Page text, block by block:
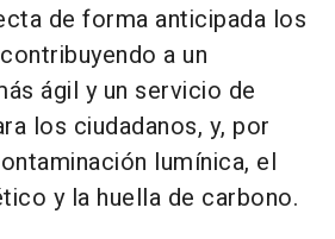
de forma anticipada los
a un
ágil y un servicio de
los ciudadanos, y, por
lumínica, el
y la huella de carbono.